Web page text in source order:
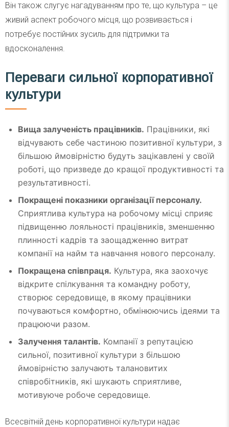
Він також слугує нагадуванням про те, що культура – це
живий аспект робочого місця, що розвивається і
потребує постійних зусиль для підтримки та
вдосконалення.
Переваги сильної корпоративної
культури
Вища залученість працівників. Працівники, які
відчувають себе частиною позитивної культури, з
більшою ймовірністю будуть зацікавлені у своїй
роботі, що призведе до кращої продуктивності та
результативності.
Покращені показники організації персоналу.
Сприятлива культура на робочому місці сприяє
підвищенню лояльності працівників, зменшенню
плинності кадрів та заощадженню витрат
компанії на найм та навчання нового персоналу.
Покращена співпраця. Культура, яка заохочує
відкрите спілкування та командну роботу,
створює середовище, в якому працівники
почуваються комфортно, обмінюючись ідеями та
працюючи разом.
Залучення талантів. Компанії з репутацією
сильної, позитивної культури з більшою
ймовірністю залучають талановитих
співробітників, які шукають сприятливе,
мотивуюче робоче середовище.
Всесвітній день корпоративної культури надає